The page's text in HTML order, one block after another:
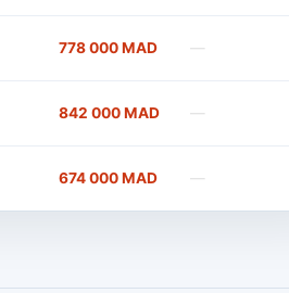
778 000 MAD —
842 000 MAD —
674 000 MAD —